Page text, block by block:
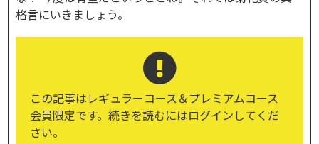
格言にいきましょう。
この記事はレギュラーコース＆プレミアムコース
会員限定です。続きを読むにはログインしてくだ
さい。